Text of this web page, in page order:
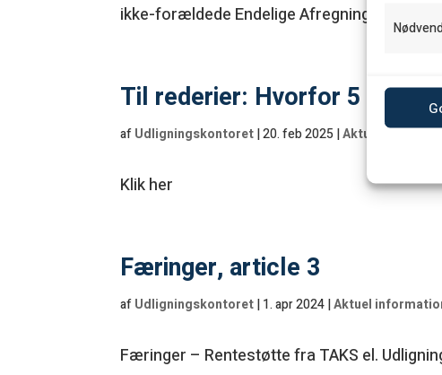
ikke-forældede Endelige Afregninger.
Til rederier: Hvorfor 5
afUdligningskontoret|20. feb 2025|Aktuel
Klik her
Færinger, article 3
afUdligningskontoret|1. apr 2024|Aktuel
Færinger – Rentestøtte fra TAKS el.